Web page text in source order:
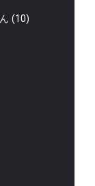
(10)